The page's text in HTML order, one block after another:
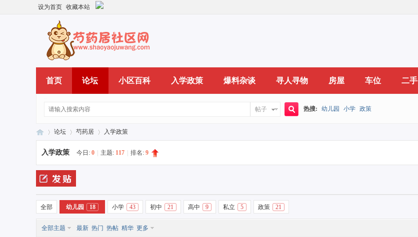
设为首页 收藏本站
首页 论坛 小区百科 入学政策 爆料杂谈 寻人寻物 房屋 车位 二手
帖子
索
热搜: 幼儿园 小学 政策
芍 »
论坛
›
芍药居 入学政策
入学政策 今日: 0 主题: 117 排名: 9
全部 幼儿园 18 小学 43 初中 21 高中 9 私立 5 政策 21
全部主题 最新 热门 热帖 精华 更多